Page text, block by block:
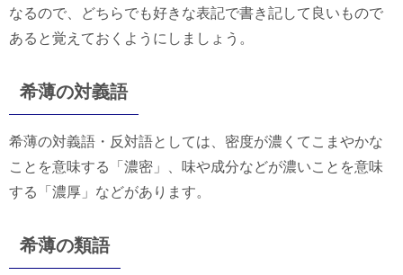
なるので、どちらでも好きな表記で書き記して良いもので
あると覚えておくようにしましょう。
希薄の対義語
希薄の対義語・反対語としては、密度が濃くてこまやかな
ことを意味する「濃密」、味や成分などが濃いことを意味
する「濃厚」などがあります。
希薄の類語